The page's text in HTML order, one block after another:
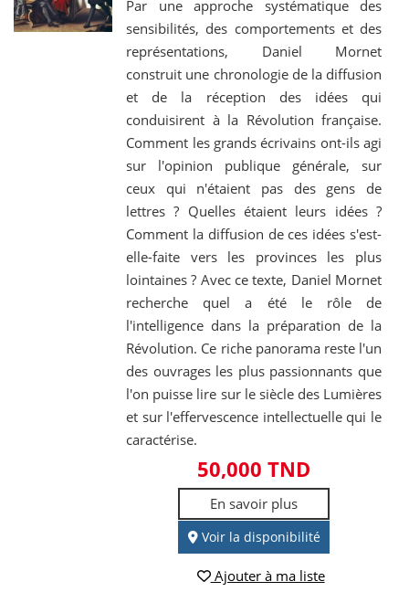
Par une approche systématique des
sensibilités, des comportements et des
représentations, Daniel Mornet
construit une chronologie de la diffusion
et de la réception des idées qui
conduisirent à la Révolution française.
Comment les grands écrivains ont-ils agi
sur l'opinion publique générale, sur
ceux qui n'étaient pas des gens de
lettres ? Quelles étaient leurs idées ?
Comment la diffusion de ces idées s'est-
elle-faite vers les provinces les plus
lointaines ? Avec ce texte, Daniel Mornet
recherche quel a été le rôle de
l'intelligence dans la préparation de la
Révolution. Ce riche panorama reste l'un
des ouvrages les plus passionnants que
l'on puisse lire sur le siècle des Lumières
et sur l'effervescence intellectuelle qui le
caractérise.
50,000 TND
En savoir plus
Voir la disponibilité
Ajouter à ma liste